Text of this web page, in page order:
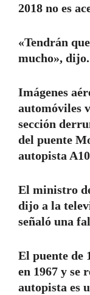
2018 no es
«Tendrán
mucho», dijo.
Imágenes
automóviles
sección
del puente
autopista
El ministro
dijo a la
señaló una
El puente de
en 1967 y se
autopista es